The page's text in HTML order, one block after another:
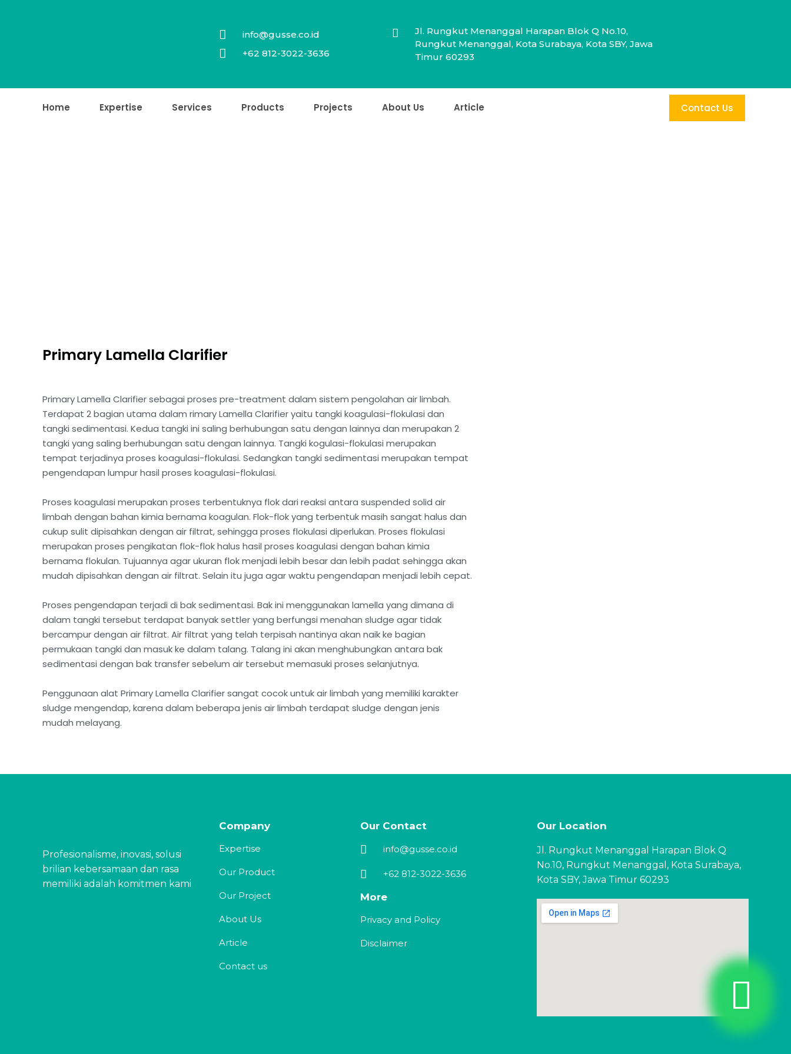
info@gusse.co.id
+62 812-3022-3636
Jl. Rungkut Menanggal Harapan Blok Q No.10,
Rungkut Menanggal, Kota Surabaya, Kota SBY, Jawa
Timur 60293
Home Expertise Services Products Projects About Us Article Contact Us
Primary Lamella Clarifier
Primary Lamella Clarifier sebagai proses pre-treatment dalam sistem pengolahan air limbah.
Terdapat 2 bagian utama dalam rimary Lamella Clarifier yaitu tangki koagulasi-flokulasi dan
tangki sedimentasi. Kedua tangki ini saling berhubungan satu dengan lainnya dan merupakan 2
tangki yang saling berhubungan satu dengan lainnya. Tangki kogulasi-flokulasi merupakan
tempat terjadinya proses koagulasi-flokulasi. Sedangkan tangki sedimentasi merupakan tempat
pengendapan lumpur hasil proses koagulasi-flokulasi.
Proses koagulasi merupakan proses terbentuknya flok dari reaksi antara suspended solid air
limbah dengan bahan kimia bernama koagulan. Flok-flok yang terbentuk masih sangat halus dan
cukup sulit dipisahkan dengan air filtrat, sehingga proses flokulasi diperlukan. Proses flokulasi
merupakan proses pengikatan flok-flok halus hasil proses koagulasi dengan bahan kimia
bernama flokulan. Tujuannya agar ukuran flok menjadi lebih besar dan lebih padat sehingga akan
mudah dipisahkan dengan air filtrat. Selain itu juga agar waktu pengendapan menjadi lebih cepat.
Proses pengendapan terjadi di bak sedimentasi. Bak ini menggunakan lamella yang dimana di
dalam tangki tersebut terdapat banyak settler yang berfungsi menahan sludge agar tidak
bercampur dengan air filtrat. Air filtrat yang telah terpisah nantinya akan naik ke bagian
permukaan tangki dan masuk ke dalam talang. Talang ini akan menghubungkan antara bak
sedimentasi dengan bak transfer sebelum air tersebut memasuki proses selanjutnya.
Penggunaan alat Primary Lamella Clarifier sangat cocok untuk air limbah yang memiliki karakter
sludge mengendap, karena dalam beberapa jenis air limbah terdapat sludge dengan jenis
mudah melayang.
Profesionalisme, inovasi, solusi
brilian kebersamaan dan rasa
memiliki adalah komitmen kami
Company
Expertise
Our Product
Our Project
About Us
Article
Contact us
Our Contact
info@gusse.co.id
+62 812-3022-3636
More
Privacy and Policy
Disclaimer
Our Location
Jl. Rungkut Menanggal Harapan Blok Q
No.10, Rungkut Menanggal, Kota Surabaya,
Kota SBY, Jawa Timur 60293